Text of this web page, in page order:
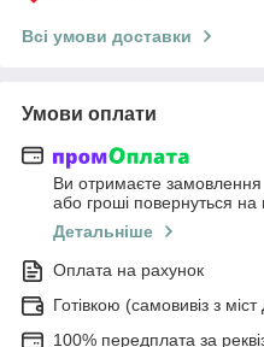
Всі умови доставки
Умови оплати
Ви отримаєте замовлення
або гроші повернуться на
Детальніше
Оплата на рахунок
Готівкою (самовивіз з
100% передплата за